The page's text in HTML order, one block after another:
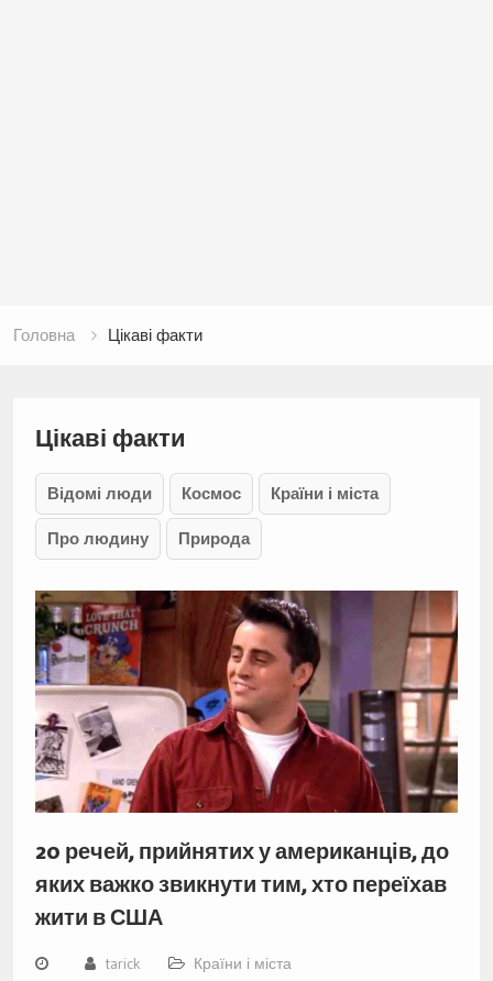
Головна Цікаві факти
Цікаві факти
Відомі люди Космос Країни і міста
Про людину Природа
20 речей, прийнятих у американців, до
яких важко звикнути тим, хто переїхав
жити в США
tarick Країни і міста